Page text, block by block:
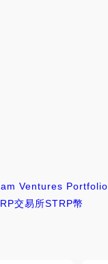
Ventures Portfolio
交易所STRP幣